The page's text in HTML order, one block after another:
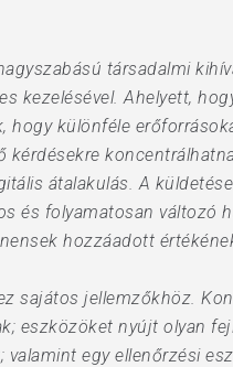
társadalmi
kezelésével. Ahelyett,
hogy különféle
kérdésekre
átalakulás. A
és folyamatosan változó
hozzáadott
sajátos jellemzőkhöz.
eszközöket nyújt olyan
egy ellenőrzési